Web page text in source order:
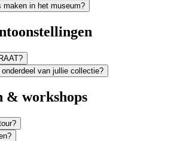
maken in het museum?
van jullie collectie?
& workshops